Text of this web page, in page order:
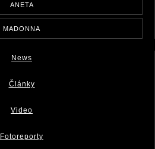
ANETA
MADONNA
News
Články
Video
Fotoreporty